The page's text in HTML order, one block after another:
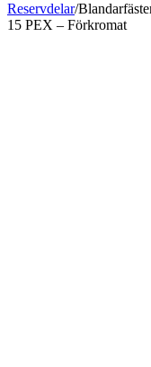
Reservdelar/
15 PEX – Förkromat